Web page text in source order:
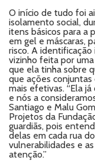
O início de tudo foi
isolamento social,
itens básicos para a
em gel e máscaras,
risco. A
vizinho feita por
que ela tinha sobre
que ações
mais efetivas. “Ela
e nós a
Santiago e Malu
Projetos da
guardiãs, pois
delas em cada rua
vulnerabilidades e
atenção.”